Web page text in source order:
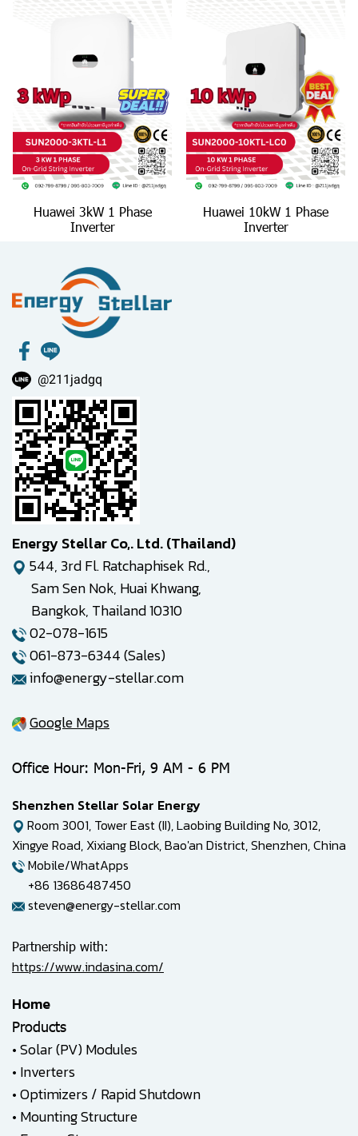
Huawei 3kW 1 Phase
Inverter
Huawei 10kW 1 Phase
Inverter
@211jadgq
Energy Stellar Co,. Ltd. (Thailand)
544, 3rd Fl. Ratchaphisek Rd.,
Sam Sen Nok, Huai Khwang,
Bangkok, Thailand 10310
02-078-1615
061-873-6344 (Sales)
info@energy-stellar.com
Google Maps
Office Hour: Mon-Fri, 9 AM - 6 PM
Shenzhen Stellar Solar Energy
Room 3001, Tower East (II), Laobing Building No, 3012,
Xingye Road, Xixiang Block, Bao'an District, Shenzhen, China
Mobile/WhatApps
+86 13686487450
steven@energy-stellar.com
Partnership with:
https://www.indasina.com/
Home
Products
•Solar (PV) Modules
• Inverters
•Optimizers / Rapid Shutdown
• Mounting Structure